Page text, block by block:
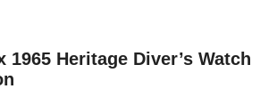
1965 Heritage Diver’s Watch